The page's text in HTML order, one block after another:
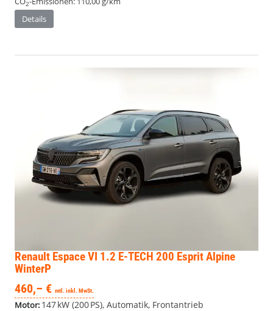
2
Details
Renault EspaceVI 1.2 E-TECH 200 Esprit Alpine
WinterP
460,– € mtl. inkl. MwSt.
Motor: 147 kW (200 PS), Automatik, Frontantrieb